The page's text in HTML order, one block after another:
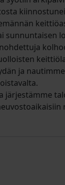
sunnuntaisen
ja
järjestämme